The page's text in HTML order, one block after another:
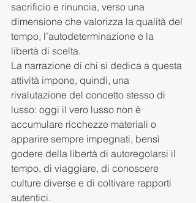
sacrificio e rinuncia, verso una
dimensione che valorizza la qualità del
tempo, l’autodeterminazione e la
libertà di scelta.
La narrazione di chi si dedica a questa
attività impone, quindi, una
rivalutazione del concetto stesso di
lusso: oggi il vero lusso non è
accumulare ricchezze materiali o
apparire sempre impegnati, bensì
godere della libertà di autoregolarsi il
tempo, di viaggiare, di conoscere
culture diverse e di coltivare rapporti
autentici.